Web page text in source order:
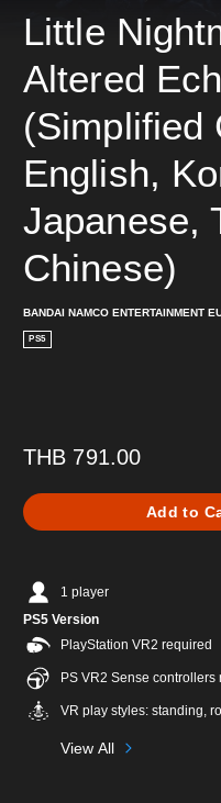
Little
Altered
(Simplified
English,
Japanese,
Chinese)
BANDAI NAMCO ENTERTAINMENT
PS5
THB 791.00
Add to
1 player
PS5 Version
PlayStation VR2 required
PS VR2 Sense controllers
VR play styles: standing,
View All